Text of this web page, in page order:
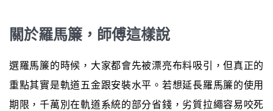
關於羅馬簾，師傅這樣說
選羅馬簾的時候，大家都會先被漂亮布料吸引，但真正的
重點其實是軌道五金跟安裝水平。若想延長羅馬簾的使用
期限，千萬別在軌道系統的部分省錢，劣質拉繩容易咬死